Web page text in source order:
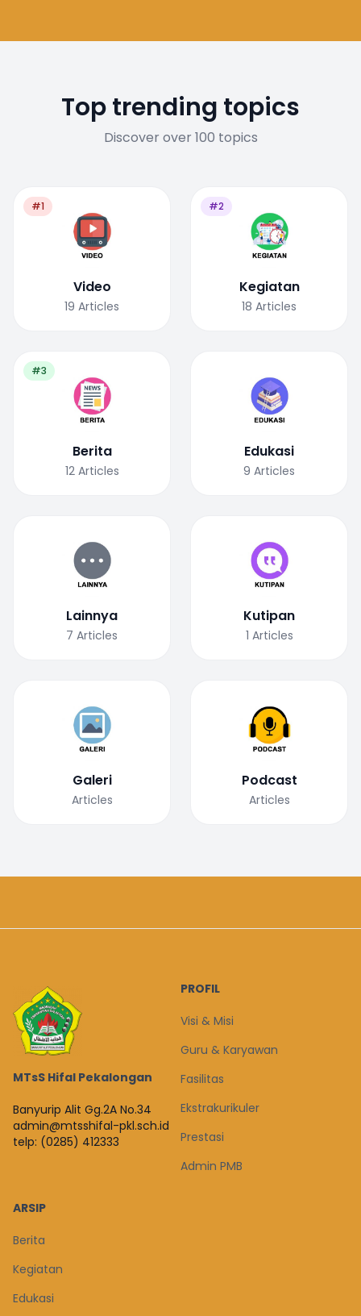
Top trending topics
Discover over 100 topics
#1
Video
19 Articles
#2
Kegiatan
18 Articles
#3
Berita
12 Articles
Edukasi
9 Articles
Lainnya
7 Articles
Kutipan
1 Articles
Galeri
Articles
Podcast
Articles
MTsS Hifal Pekalongan
Banyurip Alit Gg.2A No.34
admin@mtsshifal-pkl.sch.id
telp: (0285) 412333
PROFIL
Visi & Misi
Guru & Karyawan
Fasilitas
Ekstrakurikuler
Prestasi
Admin PMB
ARSIP
Berita
Kegiatan
Edukasi